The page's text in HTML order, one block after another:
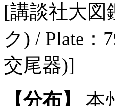
[講談社大図
ク) / Plate
交尾器)]
【分布】
本